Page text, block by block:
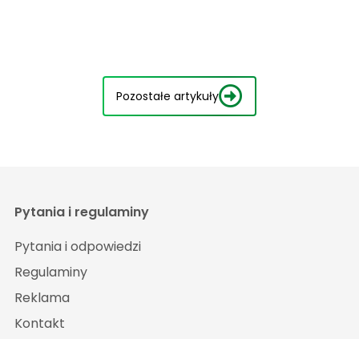
Pozostałe artykuły
Pytania i regulaminy
Pytania i odpowiedzi
Regulaminy
Reklama
Kontakt